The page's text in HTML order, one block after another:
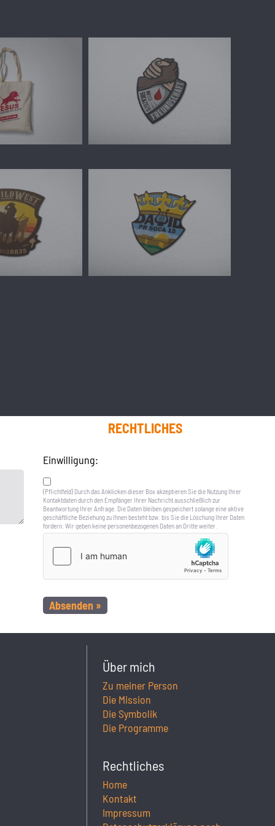
RECHTLICHES
Einwilligung:
(Pflichtfeld) Durch das Anklicken dieser Box akzeptieren Sie die Nutzung Ihrer
Kontaktdaten durch den Empfänger Ihrer Nachricht ausschließlich zur
Beantwortung Ihrer Anfrage. Die Daten bleiben gespeichert solange eine aktive
geschäftliche Beziehung zu Ihnen besteht bzw. bis Sie die Löschung Ihrer Daten
fordern. Wir geben keine personenbezogenen Daten an Dritte weiter.
Über mich
Zu meiner Person
Die Mission
Die Symbolik
Die Programme
Rechtliches
Home
Kontakt
Impressum